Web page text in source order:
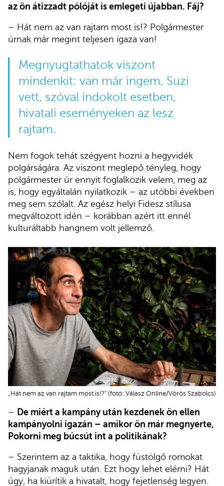
az ön átizzadt pólóját is emlegeti újabban. Fáj?
– Hát nem az van rajtam most is!? Polgármester
úrnak már megint teljesen igaza van!
Megnyugtathatok viszont
mindenkit: van már ingem, Suzi
vett, szóval indokolt esetben,
hivatali eseményeken az lesz
rajtam.
Nem fogok tehát szégyent hozni a hegyvidék
polgárságára. Az viszont meglepő tényleg, hogy
polgármester úr ennyit foglalkozik velem, meg az
is, hogy egyáltalán nyilatkozik – az utóbbi években
meg sem szólalt. Az egész helyi Fidesz stílusa
megváltozott idén – korábban azért itt ennél
kulturáltabb hangnem volt jellemző.
„Hát nem az van rajtam most is!?” (fotó: Válasz Online/Vörös Szabolcs)
– De miért a kampány után kezdenek ön ellen
kampányolni igazán – amikor ön már megnyerte,
Pokorni meg búcsút int a politikának?
– Szerintem az a taktika, hogy füstölgő romokat
hagyjanak maguk után. Ezt hogy lehet elérni? Hát
úgy, ha kiürítik a hivatalt, hogy fejetlenség legyen.